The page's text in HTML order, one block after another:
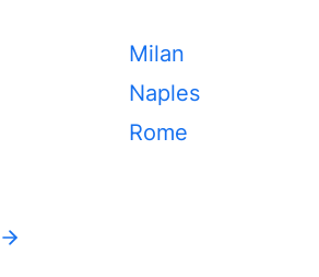
Milan
Naples
Rome